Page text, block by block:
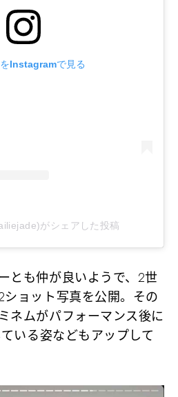
Instagramで見る
がシェアした投稿
とも仲が良いようで、2世
ョット写真を公開。その
ネムがパフォーマンス後に
いる姿などもアップして